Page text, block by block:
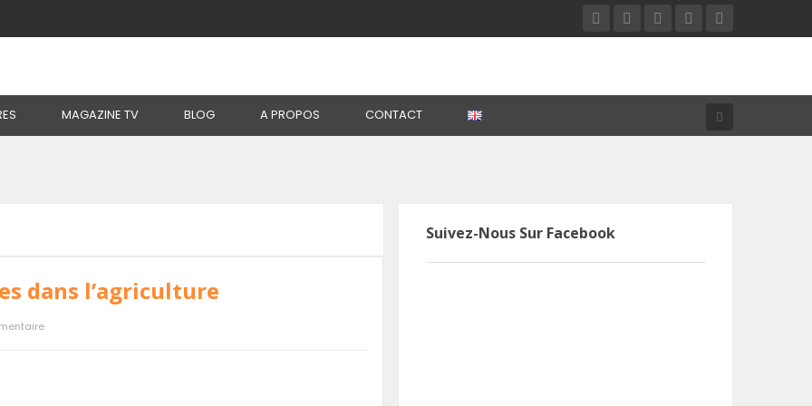
MAGAZINE TV BLOG A PROPOS CONTACT
dans l’agriculture
Suivez-Nous Sur Facebook